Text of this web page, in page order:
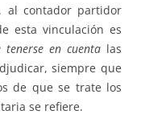
al contador partidor
esta vinculación es
tenerse en cuenta las
siempre que
de que se trate los
se refiere.